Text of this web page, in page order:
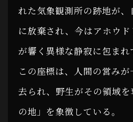
れた気象観測所の跡地が
に放棄され、今はアホウ
が響く異様な静寂に包まれ
この座標は、人間の営み
去られ、野生がその領域を
の地」を象徴している。